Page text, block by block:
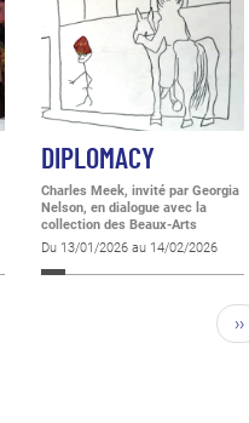
DIPLOMACY
Charles Meek, invité par Georgia
Nelson, en dialogue avec la
collection des Beaux-Arts
Du 13/01/2026 au 14/02/2026
››